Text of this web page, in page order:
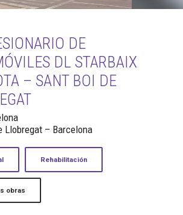
DE
DL STARBAIX
– SANT BOI DE
Llobregat – Barcelona
Rehabilitación
obras